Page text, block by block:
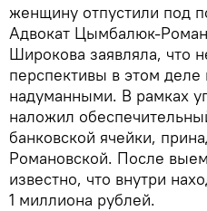
женщину отпустили под
Адвокат Цымбалюк-
Широкова заявляла, что
перспективы в этом деле
надуманными. В рамках
наложил
банковской ячейки,
Романовской. После
известно, что внутри
1 миллиона рублей.